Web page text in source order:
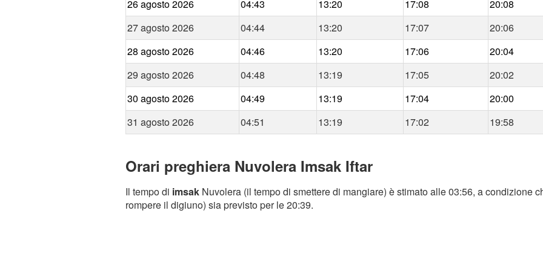
26 agosto 2026 04:43 13:20 17:08
20:08
27 agosto 2026
04:44 13:20 17:07
20:06
28 agosto 2026
04:46 13:20 17:06
20:04
29 agosto 2026
04:48 13:19 17:05
20:02
30 agosto 2026
04:49 13:19 17:04
20:00
31 agosto 2026
04:51 13:19 17:02 19:58
Orari preghiera Nuvolera Imsak Iftar
Il tempo di imsak Nuvolera (il tempo di smettere di mangiare) è stimato alle 03:56, a condizione
rompere il digiuno) sia previsto per le 20:39.